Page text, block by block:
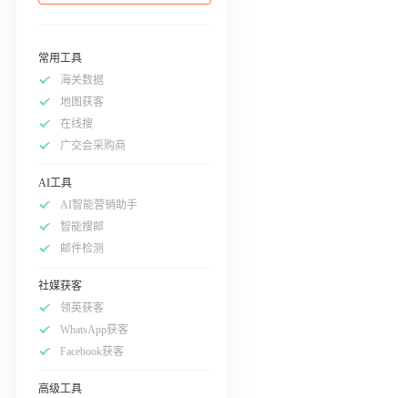
常用工具
海关数据
地图获客
在线搜
广交会采购商
AI工具
AI智能营销助手
智能搜邮
邮件检测
社媒获客
领英获客
WhatsApp获客
Facebook获客
高级工具